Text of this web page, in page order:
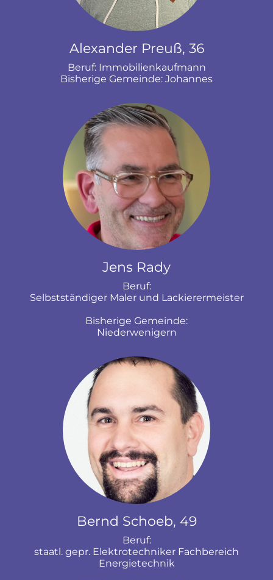
Alexander Preuß, 36
Beruf: Immobilienkaufmann
Bisherige Gemeinde: Johannes
Jens Rady
Beruf:
Selbstständiger Maler und Lackierermeister
Bisherige Gemeinde:
Niederwenigern
Bernd Schoeb, 49
Beruf:
staatl. gepr. Elektrotechniker Fachbereich
Energietechnik